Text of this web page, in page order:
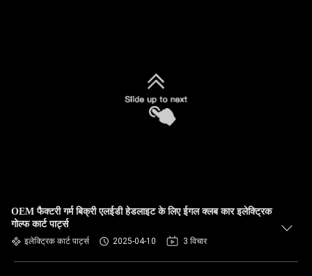
OEM फैक्टरी गर्म बिक्री एलईडी हेडलाइट के लिए ईगल क्लब कार इलेक्ट्रिक
गोल्फ कार्ट पार्ट्स
इलेक्ट्रिक कार्ट पार्ट्स 2025-04-10 3 विचार